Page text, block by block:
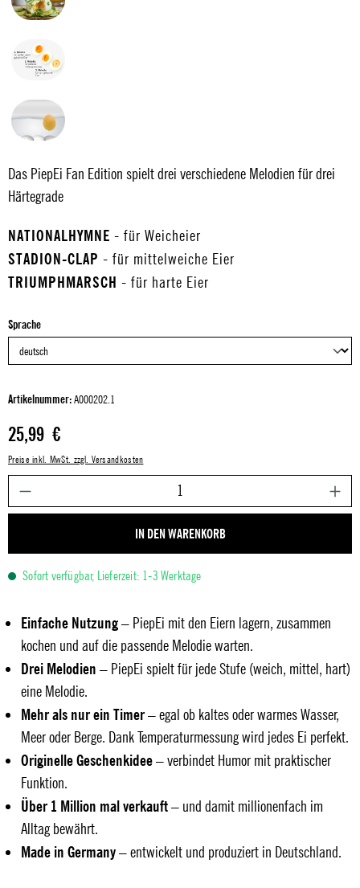
Das PiepEi Fan Edition spielt drei verschiedene Melodien für drei
Härtegrade
NATIONALHYMNE - für Weicheier
STADION-CLAP - für mittelweiche Eier
TRIUMPHMARSCH - für harte Eier
Spracheauswählen
Artikelnummer:A000202.1
Regulärer Preis:
25,99 €
Preise inkl. MwSt. zzgl. Versandkosten
IN DEN WARENKORB
Sofort verfügbar, Lieferzeit: 1-3 Werktage
Einfache Nutzung– PiepEi mit den Eiern lagern, zusammen
kochen und auf die passende Melodie warten.
Drei Melodien – PiepEi spielt für jede Stufe (weich, mittel, hart)
eine Melodie.
Mehr als nur ein Timer– egal ob kaltes oder warmes Wasser,
Meer oder Berge. Dank Temperaturmessung wird jedes Ei perfekt.
Originelle Geschenkidee– verbindet Humor mit praktischer
Funktion.
Über 1 Million mal verkauft– und damit millionenfach im
Alltag bewährt.
Made in Germany– entwickelt und produziert in Deutschland.